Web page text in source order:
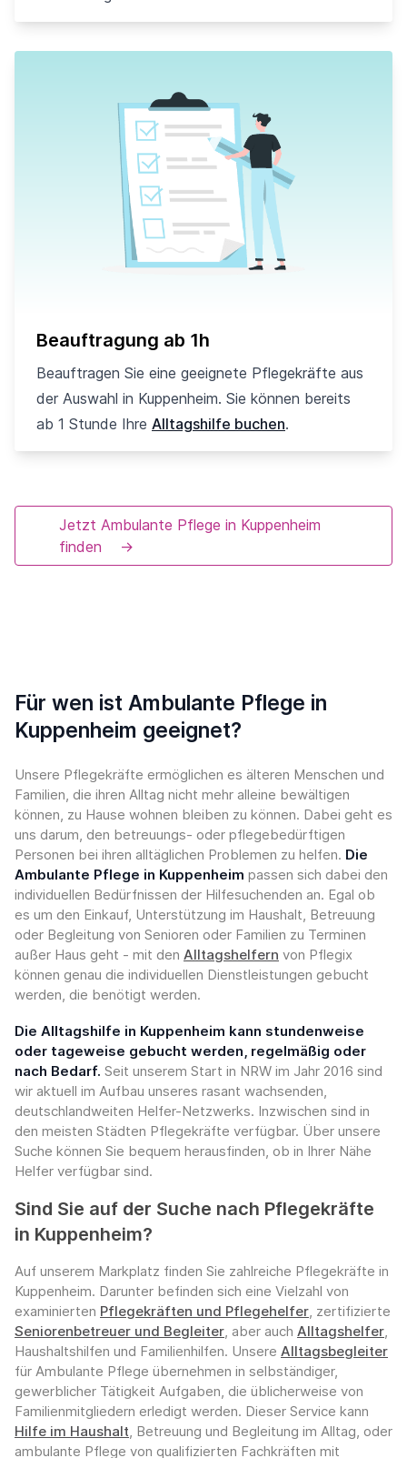
Beauftragung ab 1h
Beauftragen Sie eine geeignete Pflegekräfte aus
der Auswahl in Kuppenheim. Sie können bereits
ab 1 Stunde Ihre Alltagshilfe buchen.
Jetzt Ambulante Pflege in Kuppenheim
finden
→
Für wen ist Ambulante Pflege in
Kuppenheim geeignet?
Unsere Pflegekräfte ermöglichen es älteren Menschen und
Familien, die ihren Alltag nicht mehr alleine bewältigen
können, zu Hause wohnen bleiben zu können. Dabei geht es
uns darum, den betreuungs- oder pflegebedürftigen
Personen bei ihren alltäglichen Problemen zu helfen. Die
Ambulante Pflege in Kuppenheim passen sich dabei den
individuellen Bedürfnissen der Hilfesuchenden an. Egal ob
es um den Einkauf, Unterstützung im Haushalt, Betreuung
oder Begleitung von Senioren oder Familien zu Terminen
außer Haus geht - mit den Alltagshelfern von Pflegix
können genau die individuellen Dienstleistungen gebucht
werden, die benötigt werden.
Die Alltagshilfe in Kuppenheim kann stundenweise
oder tageweise gebucht werden, regelmäßig oder
nach Bedarf. Seit unserem Start in NRW im Jahr 2016 sind
wir aktuell im Aufbau unseres rasant wachsenden,
deutschlandweiten Helfer-Netzwerks. Inzwischen sind in
den meisten Städten Pflegekräfte verfügbar. Über unsere
Suche können Sie bequem herausfinden, ob in Ihrer Nähe
Helfer verfügbar sind.
Sind Sie auf der Suche nach Pflegekräfte
in Kuppenheim?
Auf unserem Markplatz finden Sie zahlreiche Pflegekräfte in
Kuppenheim. Darunter befinden sich eine Vielzahl von
examinierten Pflegekräften und Pflegehelfer, zertifizierte
Seniorenbetreuer und Begleiter, aber auch Alltagshelfer,
Haushaltshilfen und Familienhilfen. Unsere Alltagsbegleiter
für Ambulante Pflege übernehmen in selbständiger,
gewerblicher Tätigkeit Aufgaben, die üblicherweise von
Familienmitgliedern erledigt werden. Dieser Service kann
Hilfe im Haushalt, Betreuung und Begleitung im Alltag, oder
ambulante Pflege von qualifizierten Fachkräften mit